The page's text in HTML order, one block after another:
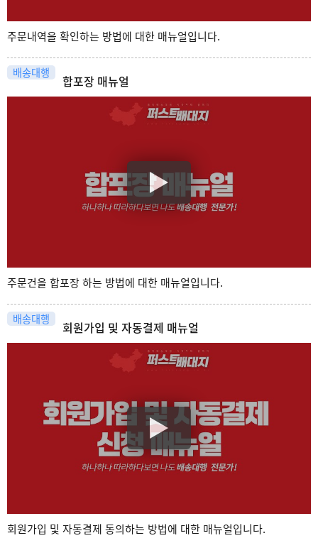
주문내역을 확인하는 방법에 대한 매뉴얼입니다.
배송대행
합포장 매뉴얼
주문건을 합포장 하는 방법에 대한 매뉴얼입니다.
배송대행
회원가입 및 자동결제 매뉴얼
회원가입 및 자동결제 동의하는 방법에 대한 매뉴얼입니다.